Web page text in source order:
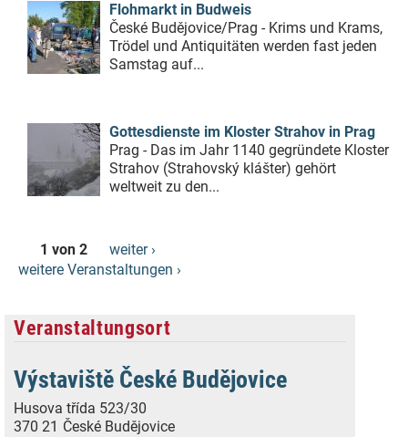
Flohmarkt in Budweis
České Budějovice/Prag - Krims und Krams,
Trödel und Antiquitäten werden fast jeden
Samstag auf...
Gottesdienste im Kloster Strahov in Prag
Prag - Das im Jahr 1140 gegründete Kloster
Strahov (Strahovský klášter) gehört
weltweit zu den...
1 von 2
weiter ›
weitere Veranstaltungen ›
Veranstaltungsort
Výstaviště České Budějovice
Husova třída 523/30
370 21 České Budějovice